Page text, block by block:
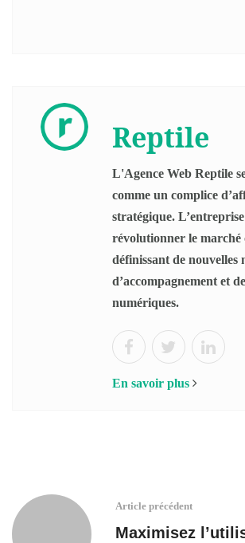
Reptile
L'Agence Web Reptile
comme un complice
stratégique.
révolutionner le marché
définissant de nouvelles
d’accompagnement et
numériques.
En savoir plus
Article précédent
Maximisez